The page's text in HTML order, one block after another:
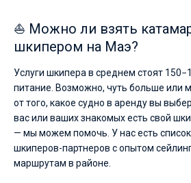
⛵ Можно ли взять
шкипером на Маэ?
Услуги шкипера в среднем стоят
питание. Возможно, чуть больше или
от того, какое судно в аренду вы
вас или ваших знакомых есть свой
— мы можем помочь. У нас есть
шкиперов-партнеров с опытом
маршрутам в районе.